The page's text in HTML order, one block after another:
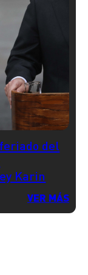
del
Karin
VER MÁS